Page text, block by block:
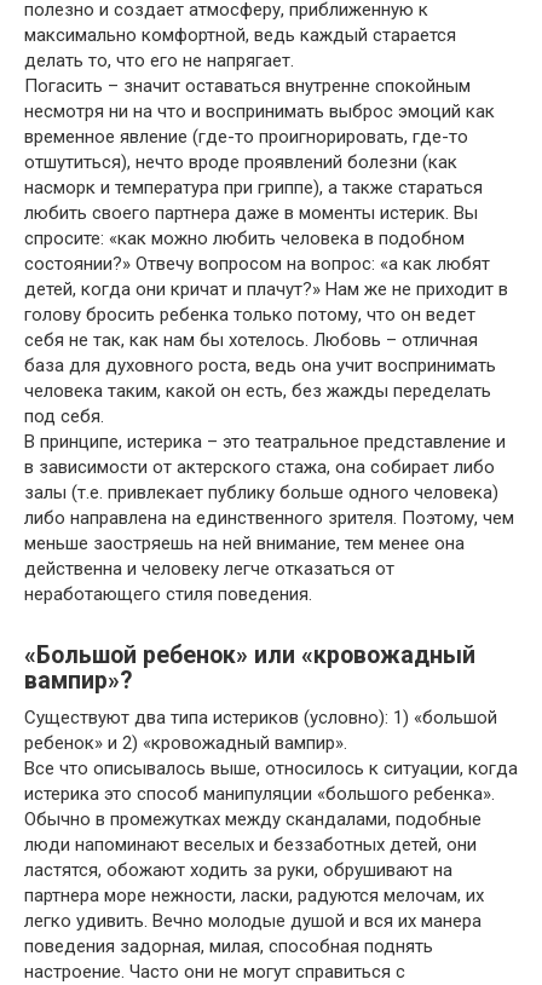
полезно и создает атмосферу, приближенную к
максимально комфортной, ведь каждый старается
делать то, что его не напрягает.
Погасить – значит оставаться внутренне спокойным
несмотря ни на что и воспринимать выброс эмоций как
временное явление (где-то проигнорировать, где-то
отшутиться), нечто вроде проявлений болезни (как
насморк и температура при гриппе), а также стараться
любить своего партнера даже в моменты истерик. Вы
спросите: «как можно любить человека в подобном
состоянии?» Отвечу вопросом на вопрос: «а как любят
детей, когда они кричат и плачут?» Нам же не приходит в
голову бросить ребенка только потому, что он ведет
себя не так, как нам бы хотелось. Любовь – отличная
база для духовного роста, ведь она учит воспринимать
человека таким, какой он есть, без жажды переделать
под себя.
В принципе, истерика – это театральное представление и
в зависимости от актерского стажа, она собирает либо
залы (т.е. привлекает публику больше одного человека)
либо направлена на единственного зрителя. Поэтому, чем
меньше заостряешь на ней внимание, тем менее она
действенна и человеку легче отказаться от
неработающего стиля поведения.
«Большой ребенок» или «кровожадный
вампир»?
Существуют два типа истериков (условно): 1) «большой
ребенок» и 2) «кровожадный вампир».
Все что описывалось выше, относилось к ситуации, когда
истерика это способ манипуляции «большого ребенка».
Обычно в промежутках между скандалами, подобные
люди напоминают веселых и беззаботных детей, они
ластятся, обожают ходить за руки, обрушивают на
партнера море нежности, ласки, радуются мелочам, их
легко удивить. Вечно молодые душой и вся их манера
поведения задорная, милая, способная поднять
настроение. Часто они не могут справиться с